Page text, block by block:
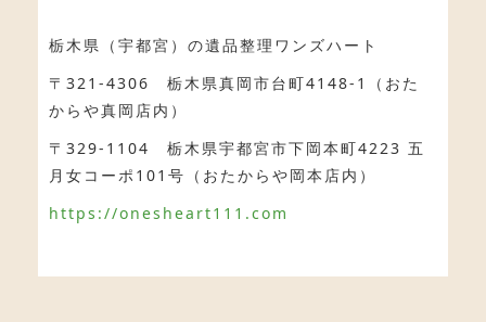
栃木県（宇都宮）の遺品整理ワンズハート
〒321-4306 栃木県真岡市台町4148-1（おた
からや真岡店内）
〒329-1104 栃木県宇都宮市下岡本町4223 五
月女コーポ101号（おたからや岡本店内）
https://onesheart111.com